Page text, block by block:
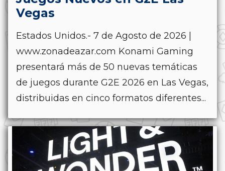
Vegas
Estados Unidos.- 7 de Agosto de 2026 |
www.zonadeazar.com Konami Gaming
presentará más de 50 nuevas temáticas
de juegos durante G2E 2026 en Las Vegas,
distribuidas en cinco formatos diferentes...